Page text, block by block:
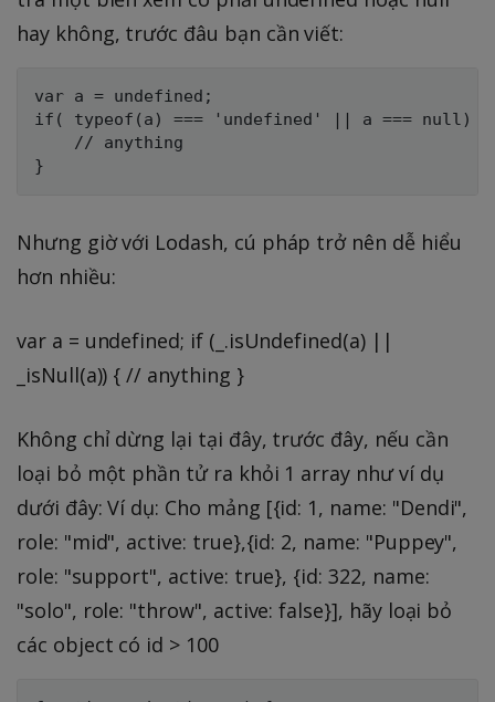
hay không, trước đâu bạn cần viết:
var a = undefined;
if( typeof(a) === 'undefined' || a === null) {
    // anything
Nhưng giờ với Lodash, cú pháp trở nên dễ hiểu
hơn nhiều:
var a = undefined; if (_.isUndefined(a) ||
_isNull(a)) { // anything }
Không chỉ dừng lại tại đây, trước đây, nếu cần
loại bỏ một phần tử ra khỏi 1 array như ví dụ
dưới đây: Ví dụ: Cho mảng [{id: 1, name: "Dendi",
role: "mid", active: true},{id: 2, name: "Puppey",
role: "support", active: true}, {id: 322, name:
"solo", role: "throw", active: false}], hãy loại bỏ
các object có id > 100